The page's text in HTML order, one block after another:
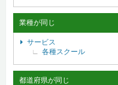
業種が同じ
サービス
各種スクール
都道府県が同じ